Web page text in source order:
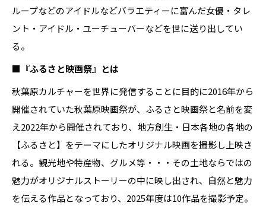
ループなどのアイドルなどバラエティーに富んだ女優・タレ
ント・アイドル・ユーチューバーなどを世に送り出してい
る。
■『ふるさと映画祭』とは
秋葉原カルチャーを世界に発信することに目的に2016年から
開催されていた秋葉原映画祭が、ふるさと映画祭と名前を変
え2022年から開催されており、地方創生・日本各地の各地の
【ふるさと】をテーマにしたオリジナル映画を撮影し上映さ
れる。観光地や特産物、グルメ等・・・その土地ならではの
魅力がオリジナルストーリーの中に映し出され、自然と魅力
を伝える作品となっており、2025年度は10作品を撮影予定。